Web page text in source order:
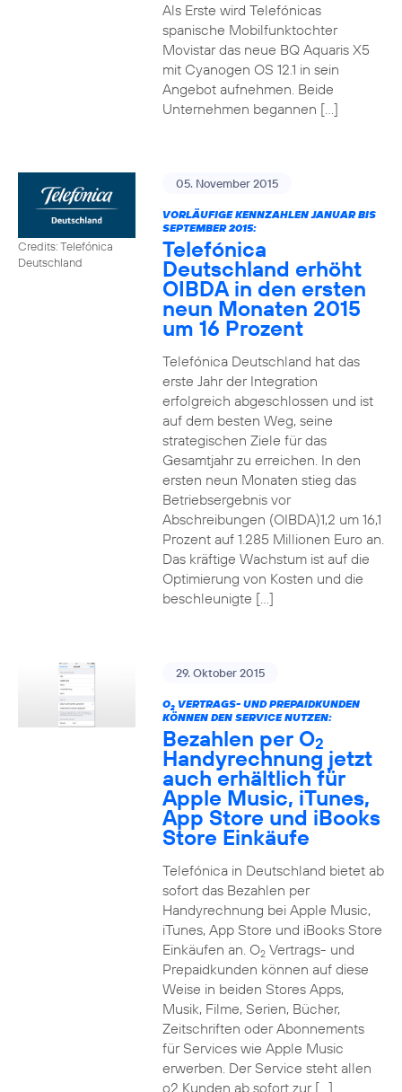
Als Erste wird Telefónicas
spanische Mobilfunktochter
Movistar das neue BQ Aquaris X5
mit Cyanogen OS 12.1 in sein
Angebot aufnehmen. Beide
Unternehmen begannen […]
Credits: Telefónica
Deutschland
05. November 2015
VORLÄUFIGE KENNZAHLEN JANUAR BIS
SEPTEMBER 2015:
Telefónica
Deutschland erhöht
OIBDA in den ersten
neun Monaten 2015
um 16 Prozent
Telefónica Deutschland hat das
erste Jahr der Integration
erfolgreich abgeschlossen und ist
auf dem besten Weg, seine
strategischen Ziele für das
Gesamtjahr zu erreichen. In den
ersten neun Monaten stieg das
Betriebsergebnis vor
Abschreibungen (OIBDA)1,2 um 16,1
Prozent auf 1.285 Millionen Euro an.
Das kräftige Wachstum ist auf die
Optimierung von Kosten und die
beschleunigte […]
29. Oktober 2015
O2VERTRAGS- UND PREPAIDKUNDEN
KÖNNEN DEN SERVICE NUTZEN:
Bezahlen per O2
Handyrechnung jetzt
auch erhältlich für
Apple Music, iTunes,
App Store und iBooks
Store Einkäufe
Telefónica in Deutschland bietet ab
sofort das Bezahlen per
Handyrechnung bei Apple Music,
iTunes, App Store und iBooks Store
Einkäufen an. O2Vertrags- und
Prepaidkunden können auf diese
Weise in beiden Stores Apps,
Musik, Filme, Serien, Bücher,
Zeitschriften oder Abonnements
für Services wie Apple Music
erwerben. Der Service steht allen
o2 Kunden ab sofort zur […]